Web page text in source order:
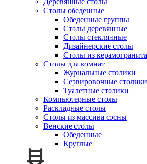
Столы обеденные
Обеденные группы
Столы деревянные
Столы стеклянные
Дизайнерские столы
Столы из керамогранита
Столы для комнат
Журнальные столики
Сервировочные столики
Туалетные столики
Компьютерные столы
Раскладные столы
Столы из массива сосны
Венские столы
Обеденные
Круглые